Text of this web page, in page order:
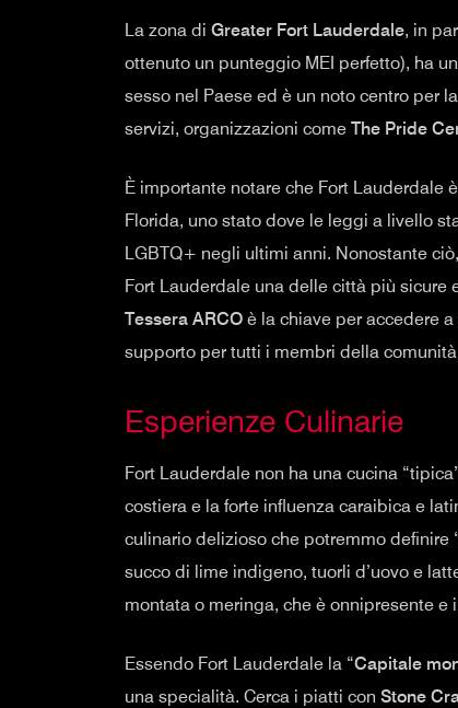
La zona di Greater Fort Lauderdale, in
ottenuto un punteggio MEI perfetto), ha
sesso nel Paese ed è un noto centro per
servizi, organizzazioni come The Pride
È importante notare che Fort Lauderdale
Florida, uno stato dove le leggi a livello
LGBTQ+ negli ultimi anni. Nonostante
Fort Lauderdale una delle città più sicure
Tessera ARCO è la chiave per accedere
supporto per tutti i membri della
Esperienze Culinarie
Fort Lauderdale non ha una cucina
costiera e la forte influenza caraibica e
culinario delizioso che potremmo definire
succo di lime indigeno, tuorli d’uovo e
montata o meringa, che è onnipresente e
Essendo Fort Lauderdale la “Capitale
una specialità. Cerca i piatti con Stone